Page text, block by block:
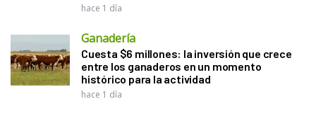
hace 1 día
Ganadería
Cuesta $6 millones: la inversión que crece
entre los ganaderos en un momento
histórico para la actividad
hace 1 día